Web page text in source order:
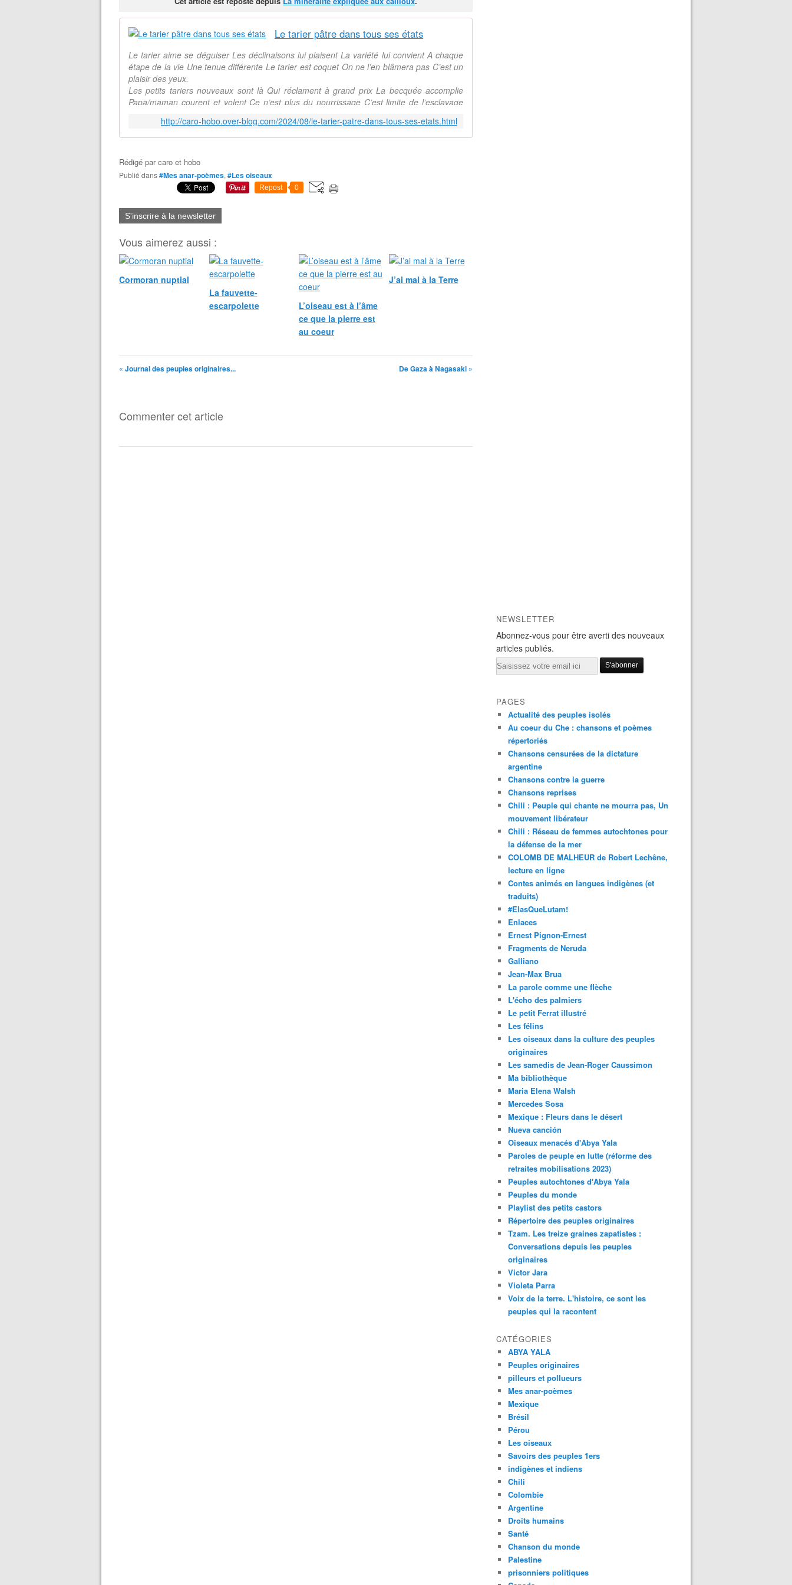
Le tarier pâtre dans tous ses états
Le tarier aime se déguiser Les déclinaisons lui plaisent La variété lui convient A chaque
étape de la vie Une tenue différente Le tarier est coquet On ne l’en blâmera pas C’est un
plaisir des yeux.
Les petits tariers nouveaux sont là Qui réclament à grand prix La becquée accomplie
Papa/maman courent et volent Ce n’est plus du nourrissage C’est limite de l’esclavage
http://caro-hobo.over-blog.com/2024/08/le-tarier-patre-dans-tous-ses-etats.html
Rédigé parcaro et hobo
Publié dans#Mes anar-poèmes, #Les oiseaux
Repost 0
S'inscrire à la newsletter
Vous aimerez aussi :
Cormoran nuptial
La fauvette-
escarpolette
L’oiseau est à l’âme
ce que la pierre est
au coeur
J’ai mal à la Terre
« Journal des peuples originaires... De Gaza à Nagasaki »
Commenter cet article
NEWSLETTER
Abonnez-vous pour être averti des nouveaux
articles publiés.
Email
PAGES
Actualité des peuples isolés
Au coeur du Che : chansons et poèmes
répertoriés
Chansons censurées de la dictature
argentine
Chansons contre la guerre
Chansons reprises
Chili : Peuple qui chante ne mourra pas, Un
mouvement libérateur
Chili : Réseau de femmes autochtones pour
la défense de la mer
COLOMB DE MALHEUR de Robert Lechêne,
lecture en ligne
Contes animés en langues indigènes (et
traduits)
#ElasQueLutam!
Enlaces
Ernest Pignon-Ernest
Fragments de Neruda
Galliano
Jean-Max Brua
La parole comme une flèche
L'écho des palmiers
Le petit Ferrat illustré
Les félins
Les oiseaux dans la culture des peuples
originaires
Les samedis de Jean-Roger Caussimon
Ma bibliothèque
Maria Elena Walsh
Mercedes Sosa
Mexique : Fleurs dans le désert
Nueva canción
Oiseaux menacés d'Abya Yala
Paroles de peuple en lutte (réforme des
retraites mobilisations 2023)
Peuples autochtones d'Abya Yala
Peuples du monde
Playlist des petits castors
Répertoire des peuples originaires
Tzam. Les treize graines zapatistes :
Conversations depuis les peuples
originaires
Victor Jara
Violeta Parra
Voix de la terre. L'histoire, ce sont les
peuples qui la racontent
CATÉGORIES
ABYA YALA
Peuples originaires
pilleurs et pollueurs
Mes anar-poèmes
Mexique
Brésil
Pérou
Les oiseaux
Savoirs des peuples 1ers
indigènes et indiens
Chili
Colombie
Argentine
Droits humains
Santé
Chanson du monde
Palestine
prisonniers politiques